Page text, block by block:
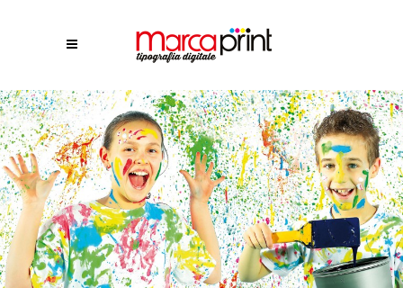
Soluzioni fresche di stampa
Perché stampare bene, vuol dire anche voler bene all’ambiente